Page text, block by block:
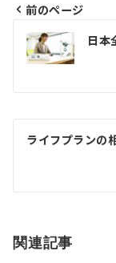
投
稿
ナ
ビ
ゲ
シ
ン
前のページ
日
ライフプランの
関連記事